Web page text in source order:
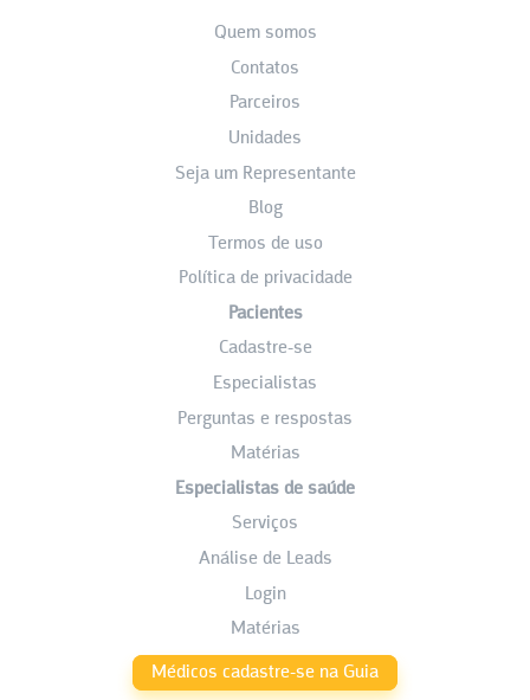
Quem somos
Contatos
Parceiros
Unidades
Seja um Representante
Blog
Termos de uso
Política de privacidade
Pacientes
Cadastre-se
Especialistas
Perguntas e respostas
Matérias
Especialistas de saúde
Serviços
Análise de Leads
Login
Matérias
Médicos cadastre-se na Guia